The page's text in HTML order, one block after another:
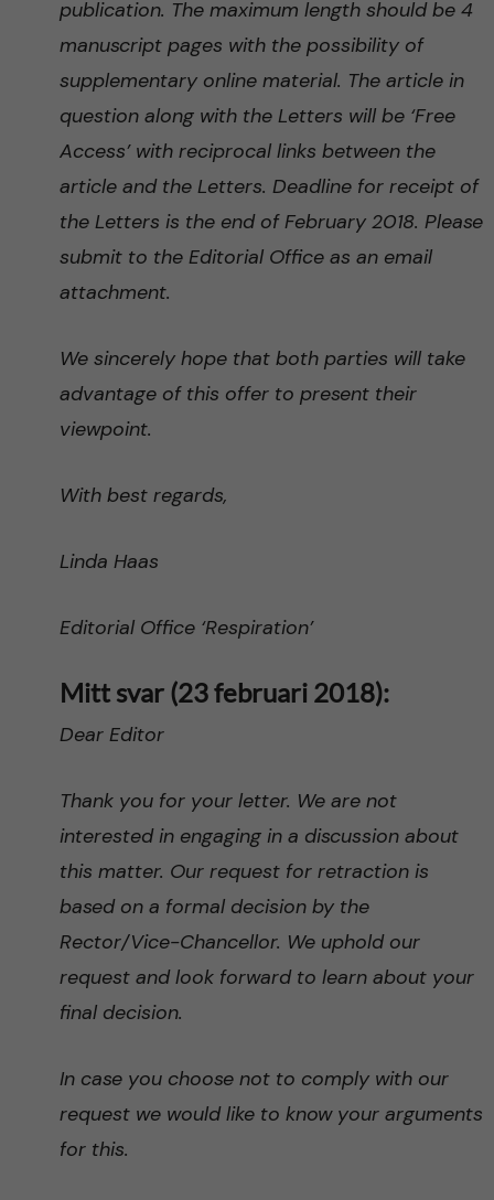
publication. The maximum length should be 4
manuscript pages with the possibility of
supplementary online material. The article in
question along with the Letters will be ‘Free
Access’ with reciprocal links between the
article and the Letters. Deadline for receipt of
the Letters is the end of February 2018. Please
submit to the Editorial Office as an email
attachment.
We sincerely hope that both parties will take
advantage of this offer to present their
viewpoint.
With best regards,
Linda Haas
Editorial Office ‘Respiration’
Mitt svar (23 februari 2018):
Dear Editor
Thank you for your letter. We are not
interested in engaging in a discussion about
this matter. Our request for retraction is
based on a formal decision by the
Rector/Vice-Chancellor. We uphold our
request and look forward to learn about your
final decision.
In case you choose not to comply with our
request we would like to know your arguments
for this.